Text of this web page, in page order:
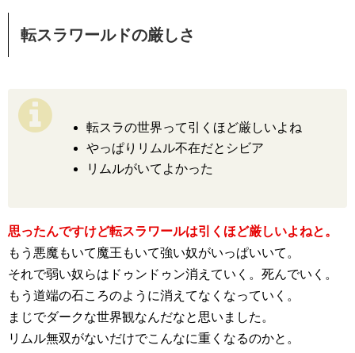
転スラワールドの厳しさ
転スラの世界って引くほど厳しいよね
やっぱりリムル不在だとシビア
リムルがいてよかった
思ったんですけど転スラワールは引くほど厳しいよねと。
もう悪魔もいて魔王もいて強い奴がいっぱいいて。
それで弱い奴らはドゥンドゥン消えていく。死んでいく。
もう道端の石ころのように消えてなくなっていく。
まじでダークな世界観なんだなと思いました。
リムル無双がないだけでこんなに重くなるのかと。